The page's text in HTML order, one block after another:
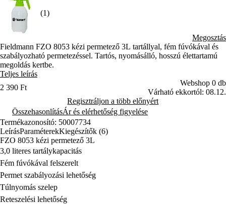
(1)
Megosztás
Fieldmann FZO 8053 kézi permetező 3L tartállyal, fém fúvókával és
szabályozható permetezéssel. Tartós, nyomásálló, hosszú élettartamú
megoldás kertbe.
Teljes leírás
2 390 Ft
Webshop 0 db
Várható ekkortól: 08.12.
Regisztráljon a több előnyért
ÖsszehasonlításÁr és elérhetőség figyelése
Termékazonosító: 50007734
LeírásParaméterekKiegészítők (6)
FZO 8053 kézi permetező 3L
3,0 literes tartálykapacitás
Fém fúvókával felszerelt
Permet szabályozási lehetőség
Túlnyomás szelep
Reteszelési lehetőség